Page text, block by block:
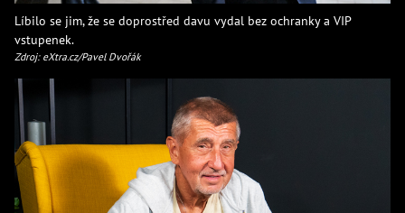
Líbilo se jim, že se doprostřed davu vydal bez ochranky a VIP
vstupenek.
Zdroj: eXtra.cz/Pavel Dvořák